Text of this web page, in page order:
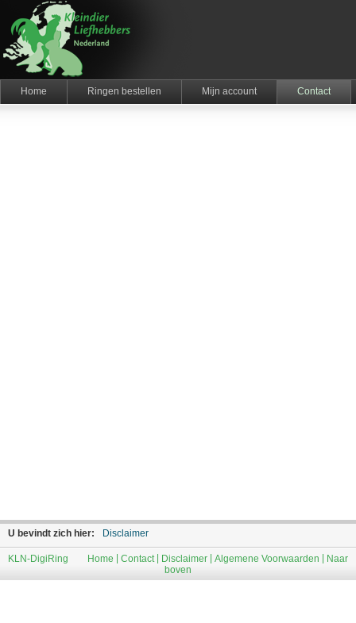
Home Ringen bestellen Mijn account Contact
U bevindt zich hier: Disclaimer
KLN-DigiRing Home Contact Disclaimer Algemene Voorwaarden
Naar
boven